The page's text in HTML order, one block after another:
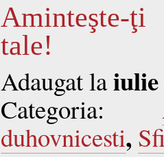
Aminteşte-
tale!
Adaugat laiulie
Categoria:
duhovnicesti,